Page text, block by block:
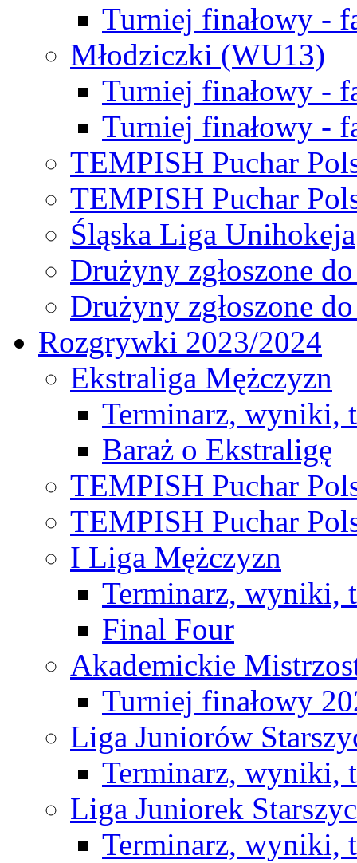
Turniej finałowy -
Młodziczki (WU13)
Turniej finałowy -
Turniej finałowy -
TEMPISH Puchar
TEMPISH Puchar
Śląska Liga Unihokeja
Drużyny zgłoszone
Drużyny zgłoszone
Rozgrywki 2023/2024
Ekstraliga Mężczyzn
Terminarz, wyniki,
Baraż o Ekstraligę
TEMPISH Puchar
TEMPISH Puchar
I Liga Mężczyzn
Terminarz, wyniki,
Final Four
Akademickie
Turniej finałowy
Liga Juniorów
Terminarz, wyniki,
Liga Juniorek
Terminarz, wyniki,